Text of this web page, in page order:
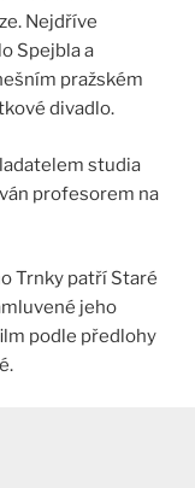
Nejdříve
Spejbla a
pražském
divadlo.
studia
profesorem na
Trnky patří Staré
jeho
podle předlohy